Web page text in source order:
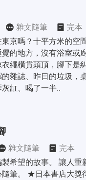
雜文隨筆
完本
京嗎？十平方米的空
的地方，沒有浴室或
繩橫貫頭頂，腳下是
雜誌、昨日的垃圾，
缸、喝了一半..
雜文隨筆
完本
希望的故事。 讓人重
隨筆。 ★日本書店大獎